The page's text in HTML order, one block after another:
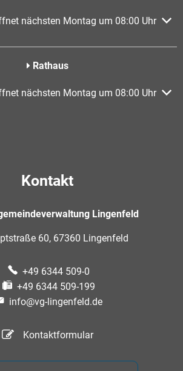
Öffnungs- oder Schließzeiten
nächsten Montag um 08:00 Uhr
Rathaus
Öffnungs- oder Schließzeiten
nächsten Montag um 08:00 Uhr
Kontakt
Lingenfeld
60, 67360 Lingenfeld
+49 6344 509-0
+49 6344 509-199
info@vg-lingenfeld.de
Kontaktformular